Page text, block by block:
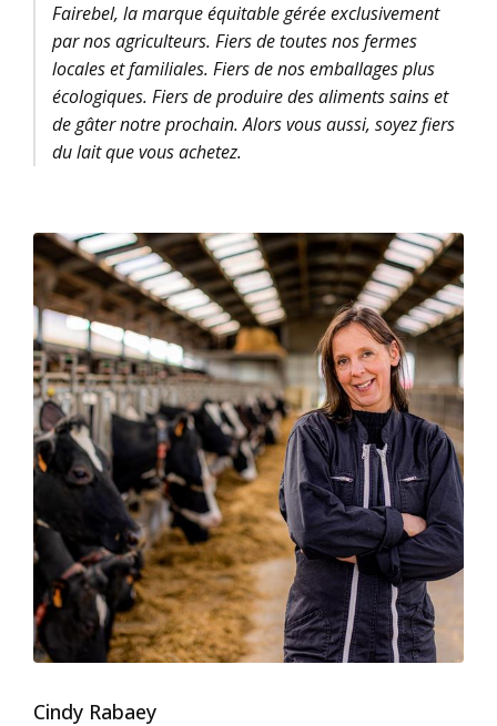
Fairebel, la marque équitable gérée exclusivement
par nos agriculteurs. Fiers de toutes nos fermes
locales et familiales. Fiers de nos emballages plus
écologiques. Fiers de produire des aliments sains et
de gâter notre prochain. Alors vous aussi, soyez fiers
du lait que vous achetez.
Cindy Rabaey